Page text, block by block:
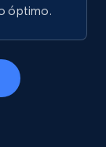
óptimo.